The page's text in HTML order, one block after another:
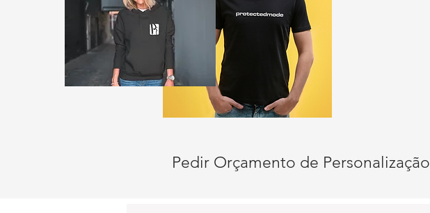
Pedir Orçamento de Personalização